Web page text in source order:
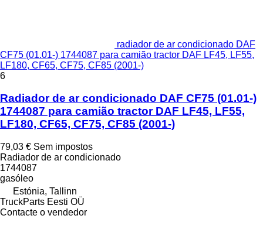
radiador de ar condicionado DAF
CF75 (01.01-) 1744087 para camião tractor DAF LF45, LF55,
LF180, CF65, CF75, CF85 (2001-)
6
Radiador de ar condicionado DAF CF75 (01.01-)
1744087 para camião tractor DAF LF45, LF55,
LF180, CF65, CF75, CF85 (2001-)
79,03 € Sem impostos
Radiador de ar condicionado
1744087
gasóleo
Estónia, Tallinn
TruckParts Eesti OÜ
Contacte o vendedor